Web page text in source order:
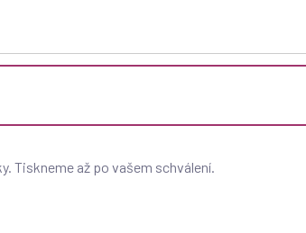
Tiskneme až po vašem schválení.